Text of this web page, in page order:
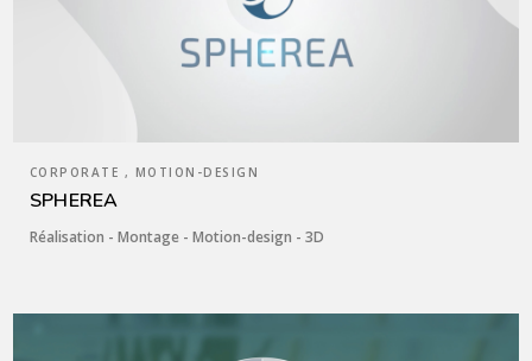
CORPORATE , MOTION-DESIGN
SPHEREA
Réalisation - Montage - Motion-design - 3D